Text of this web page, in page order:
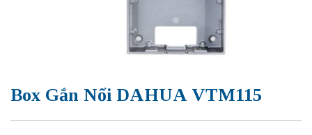
Box Gắn Nổi DAHUA VTM115